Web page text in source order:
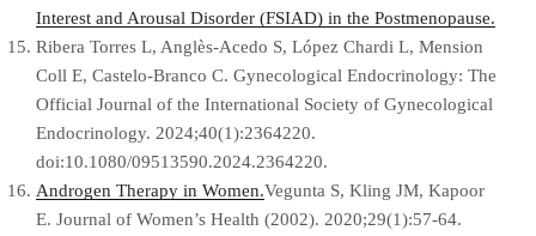
Interest and Arousal Disorder (FSIAD) in the Postmenopause.
Ribera Torres L, Anglès-Acedo S, López Chardi L, Mension
Coll E, Castelo-Branco C. Gynecological Endocrinology: The
Official Journal of the International Society of Gynecological
Endocrinology. 2024;40(1):2364220.
doi:10.1080/09513590.2024.2364220.
Androgen Therapy in Women.Vegunta S, Kling JM, Kapoor
E. Journal of Women’s Health (2002). 2020;29(1):57-64.